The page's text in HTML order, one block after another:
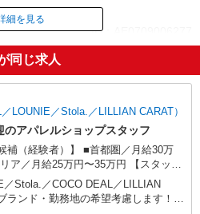
ID：AE0709006277
期間終了
細を見る
同じ求人
LOUNIE／Stola.／LILLIAN CARAT）
のアパレルショップスタッフ
補（経験者）】 ■首都圏／月給30万
／月給25万円〜35万円 【スタッ
／月給24万3,800円〜40万円 ■大阪／
円〜35万円 ■京都、兵庫、愛知、岐
月給22万7,800円〜35万円 ■他エリア／
／Stola.／COCO DEAL／LILLIAN
ランド・勤務地の希望考慮します！※